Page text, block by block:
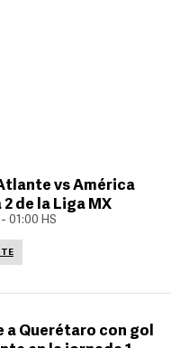
vs América
de la Liga MX
01:00 HS
a Querétaro con gol